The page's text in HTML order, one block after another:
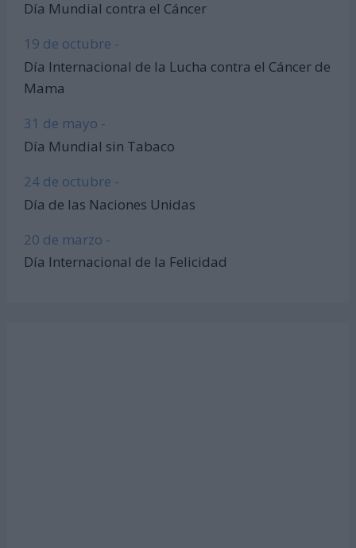
Día Mundial contra el Cáncer
19 de octubre -
Día Internacional de la Lucha contra el Cáncer de
Mama
31 de mayo -
Día Mundial sin Tabaco
24 de octubre -
Día de las Naciones Unidas
20 de marzo -
Día Internacional de la Felicidad